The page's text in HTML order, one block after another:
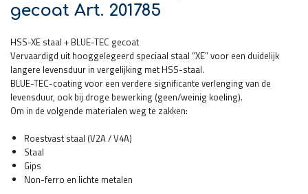
gecoat Art. 201785
HSS-XE staal + BLUE-TEC gecoat
Vervaardigd uit hooggelegeerd speciaal staal “XE” voor een duidelijk
langere levensduur in vergelijking met HSS-staal.
BLUE-TEC-coating voor een verdere significante verlenging van de
levensduur, ook bij droge bewerking (geen/weinig koeling).
Om in de volgende materialen weg te zakken:
Roestvast staal (V2A / V4A)
Staal
Gips
Non-ferro en lichte metalen